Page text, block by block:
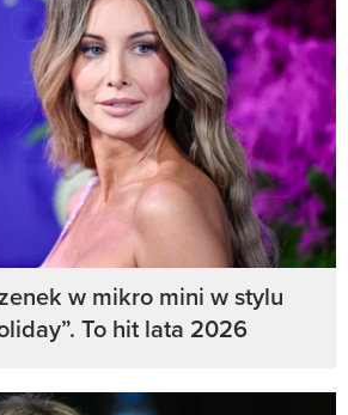
w mikro mini w stylu
To hit lata 2026